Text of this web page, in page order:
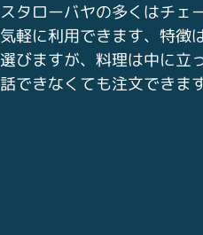
スタローバヤの多くはチェ
気軽に利用できます、特徴
選びますが、料理は中に立
話できなくても注文できます